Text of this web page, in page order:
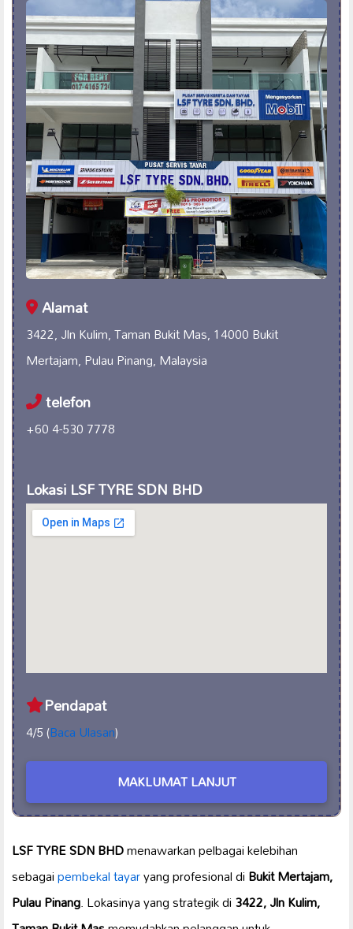
Alamat
3422, Jln Kulim, Taman Bukit Mas, 14000 Bukit
Mertajam, Pulau Pinang, Malaysia
telefon
+60 4-530 7778
Lokasi LSF TYRE SDN BHD
Pendapat
4/5 (Baca Ulasan)
MAKLUMAT LANJUT
LSF TYRE SDN BHDmenawarkan pelbagai kelebihan
sebagaipembekal tayaryang profesional diBukit Mertajam,
Pulau Pinang. Lokasinya yang strategik di3422, Jln Kulim,